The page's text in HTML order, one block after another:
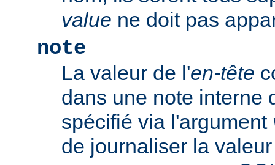
value ne doit pas
note
La valeur de l'en-tête
dans une note interne
spécifié via l'argument
de journaliser la